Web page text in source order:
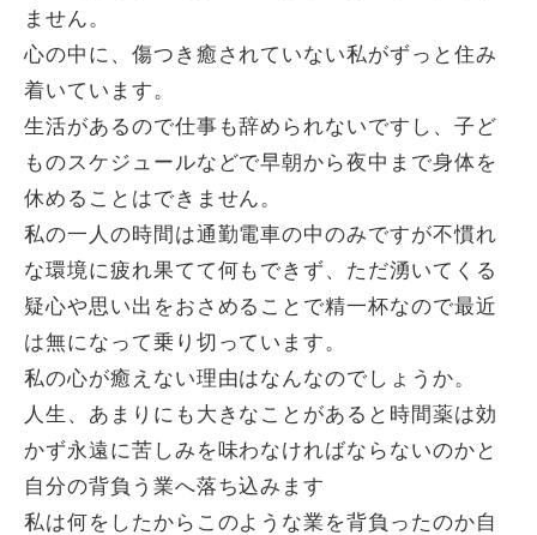
ません。
心の中に、傷つき癒されていない私がずっと住み
着いています。
生活があるので仕事も辞められないですし、子ど
ものスケジュールなどで早朝から夜中まで身体を
休めることはできません。
私の一人の時間は通勤電車の中のみですが不慣れ
な環境に疲れ果てて何もできず、ただ湧いてくる
疑心や思い出をおさめることで精一杯なので最近
は無になって乗り切っています。
私の心が癒えない理由はなんなのでしょうか。
人生、あまりにも大きなことがあると時間薬は効
かず永遠に苦しみを味わなければならないのかと
自分の背負う業へ落ち込みます
私は何をしたからこのような業を背負ったのか自